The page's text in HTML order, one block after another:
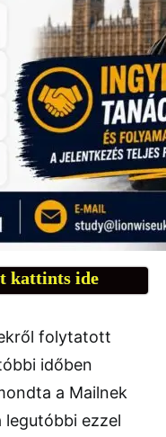
kattints ide
folytatott
időben
a Mailnek
legutóbbi ezzel